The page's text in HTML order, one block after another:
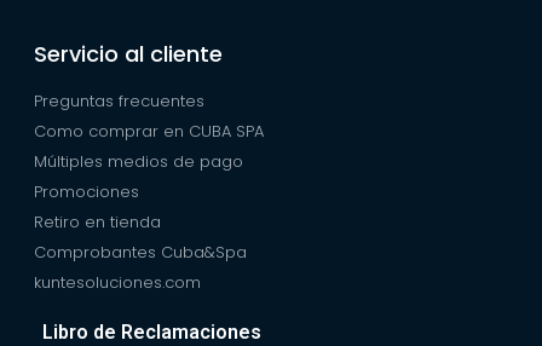
Servicio al cliente
Preguntas frecuentes
Como comprar en CUBA SPA
Múltiples medios de pago
Promociones
Retiro en tienda
Comprobantes Cuba&Spa
kuntesoluciones.com
Libro de Reclamaciones